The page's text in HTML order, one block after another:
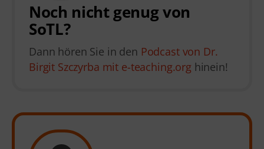
Noch nicht genug von
SoTL?
Dann hören Sie in den Podcast von Dr.
Birgit Szczyrba mit e-teaching.orghinein!